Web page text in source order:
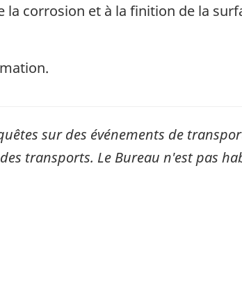
corrosion et à la finition de la
sur des événements de
transports. Le Bureau n'est pas